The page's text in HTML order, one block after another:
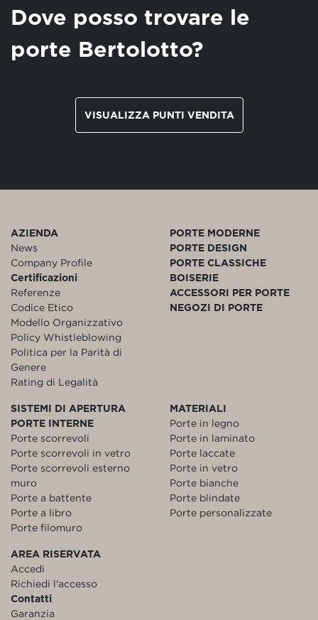
Dove posso trovare le
porte Bertolotto?
VISUALIZZA PUNTI VENDITA
AZIENDA
News
Company Profile
Certificazioni
Referenze
Codice Etico
Modello Organizzativo
Policy Whistleblowing
Politica per la Parità di
Genere
Rating di Legalità
PORTE MODERNE
PORTE DESIGN
PORTE CLASSICHE
BOISERIE
ACCESSORI PER PORTE
NEGOZI DI PORTE
SISTEMI DI APERTURA
PORTE INTERNE
Porte scorrevoli
Porte scorrevoli in vetro
Porte scorrevoli esterno
muro
Porte a battente
Porte a libro
Porte filomuro
MATERIALI
Porte in legno
Porte in laminato
Porte laccate
Porte in vetro
Porte bianche
Porte blindate
Porte personalizzate
AREA RISERVATA
Accedi
Richiedi l'accesso
Contatti
Garanzia